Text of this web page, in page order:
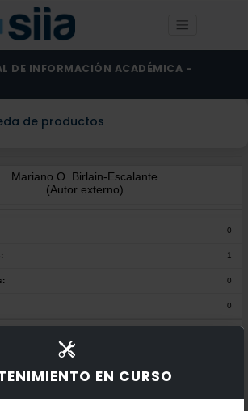
EN CURSO
DE INFORMACIÓN ACADÉMICA -
de productos
Mariano O. Birlain-Escalante
(Autor externo)
0
1
0
0
No hay obras de este autor.